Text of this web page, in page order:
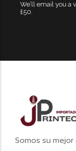
We’ll email you a
£50.
Somos su